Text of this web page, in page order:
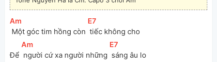
[
Am
Một góc tim hồng còn
[E7
tiếc không cho
Để
[
Am
người cứ xa người những
[E7
sáng âu lo